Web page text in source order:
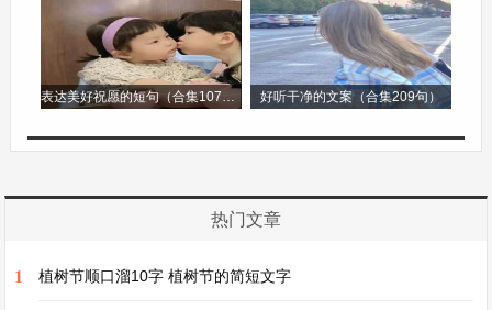
最近，晓萱发现自己的课本和文具总是莫名其妙地
失踪，然后又会在一些奇怪的地方出现。这让她感
到十分困惑和不安，可她又不敢告诉老师和同学
这天，晓萱像往常一样来到操场角落，却发现自己
丢失的笔记本正放在树下的石凳上。她急忙走过去
表达美好祝愿的短句（合集107句） 好听干净的文案（合集209句）
热门文章
1 植树节顺口溜10字 植树节的简短文字